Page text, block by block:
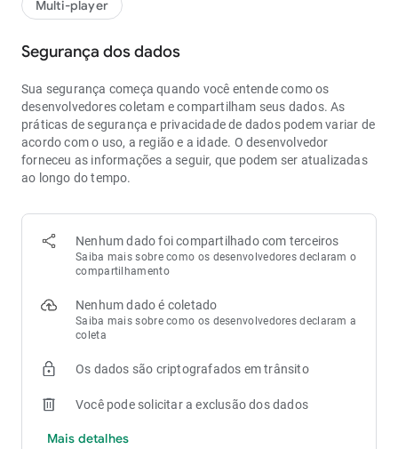
Multi-player
Segurança dos dados
Sua segurança começa quando você entende como os
desenvolvedores coletam e compartilham seus dados. As
práticas de segurança e privacidade de dados podem variar de
acordo com o uso, a região e a idade. O desenvolvedor
forneceu as informações a seguir, que podem ser atualizadas
ao longo do tempo.
Nenhum dado foi compartilhado com terceiros
Saiba mais sobre como os desenvolvedores declaram o
compartilhamento
Nenhum dado é coletado
Saiba mais sobre como os desenvolvedores declaram a
coleta
Os dados são criptografados em trânsito
Você pode solicitar a exclusão dos dados
Mais detalhes